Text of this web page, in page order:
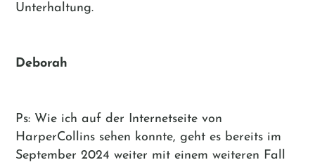
Unterhaltung.
Deborah
Ps: Wie ich auf der Internetseite von
HarperCollins sehen konnte, geht es bereits im
September 2024 weiter mit einem weiteren Fall